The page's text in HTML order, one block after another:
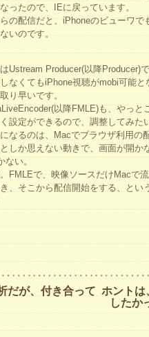
ったので、IEに戻っています。
の配信だと、iPhoneのビューワ
いのです。
Ustream Producer(以降Producer)
なくてもiPhone視聴がmobi可能
り早いです。
以降FMLE)も、やっと
設定ができるので、調整してみた
なるのは、Macでブラウザ利用の
しか思えない動きで、画面が開か
い。
FMLEで、映像ソースだけMacで
、そこから配信開始をする、とい
だが、付き合って ホントは
したか